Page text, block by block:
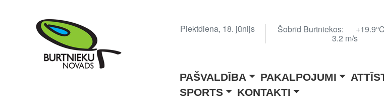
Piektdiena, 18. jūnijs Šobrīd Burtniekos:
3.2 m/s
PAŠVALDĪBA PAKALPOJUMI
SPORTS
KONTAKTI